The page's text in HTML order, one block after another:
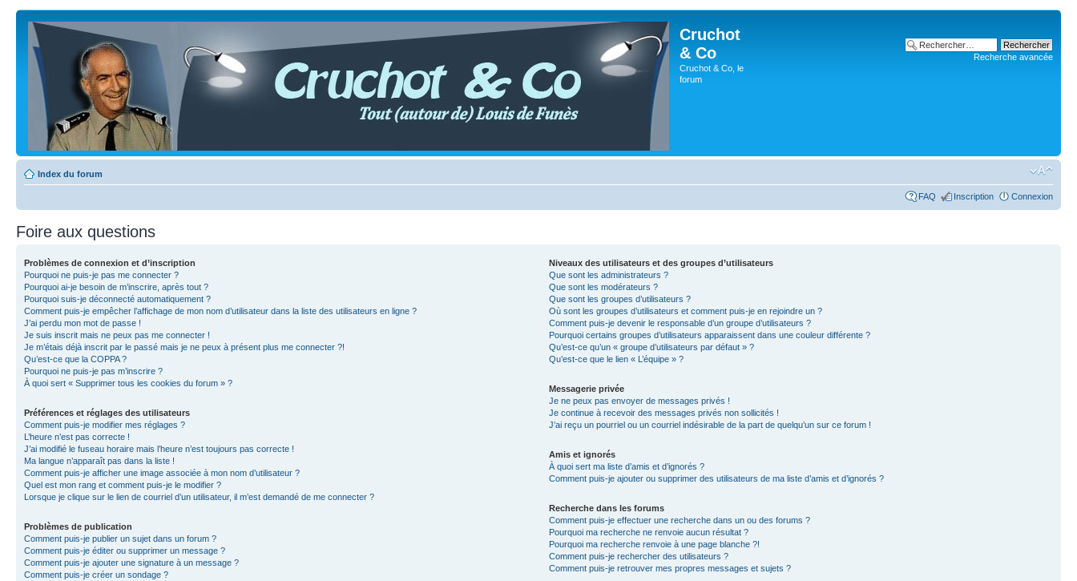
Cruchot
& Co
Cruchot & Co, le
forum
Recherche avancée
Index du forum
FAQ Inscription Connexion
Foire aux questions
Problèmes de connexion et d’inscription
Pourquoi ne puis-je pas me connecter ?
Pourquoi ai-je besoin de m’inscrire, après tout ?
Pourquoi suis-je déconnecté automatiquement ?
Comment puis-je empêcher l’affichage de mon nom d’utilisateur dans la liste des utilisateurs en ligne ?
J’ai perdu mon mot de passe !
Je suis inscrit mais ne peux pas me connecter !
Je m’étais déjà inscrit par le passé mais je ne peux à présent plus me connecter ?!
Qu’est-ce que la COPPA ?
Pourquoi ne puis-je pas m’inscrire ?
À quoi sert « Supprimer tous les cookies du forum » ?
Préférences et réglages des utilisateurs
Comment puis-je modifier mes réglages ?
L’heure n’est pas correcte !
J’ai modifié le fuseau horaire mais l’heure n’est toujours pas correcte !
Ma langue n’apparaît pas dans la liste !
Comment puis-je afficher une image associée à mon nom d’utilisateur ?
Quel est mon rang et comment puis-je le modifier ?
Lorsque je clique sur le lien de courriel d’un utilisateur, il m’est demandé de me connecter ?
Problèmes de publication
Comment puis-je publier un sujet dans un forum ?
Comment puis-je éditer ou supprimer un message ?
Comment puis-je ajouter une signature à un message ?
Comment puis-je créer un sondage ?
Niveaux des utilisateurs et des groupes d’utilisateurs
Que sont les administrateurs ?
Que sont les modérateurs ?
Que sont les groupes d’utilisateurs ?
Où sont les groupes d’utilisateurs et comment puis-je en rejoindre un ?
Comment puis-je devenir le responsable d’un groupe d’utilisateurs ?
Pourquoi certains groupes d’utilisateurs apparaissent dans une couleur différente ?
Qu’est-ce qu’un « groupe d’utilisateurs par défaut » ?
Qu’est-ce que le lien « L’équipe » ?
Messagerie privée
Je ne peux pas envoyer de messages privés !
Je continue à recevoir des messages privés non sollicités !
J’ai reçu un pourriel ou un courriel indésirable de la part de quelqu’un sur ce forum !
Amis et ignorés
À quoi sert ma liste d’amis et d’ignorés ?
Comment puis-je ajouter ou supprimer des utilisateurs de ma liste d’amis et d’ignorés ?
Recherche dans les forums
Comment puis-je effectuer une recherche dans un ou des forums ?
Pourquoi ma recherche ne renvoie aucun résultat ?
Pourquoi ma recherche renvoie à une page blanche ?!
Comment puis-je rechercher des utilisateurs ?
Comment puis-je retrouver mes propres messages et sujets ?